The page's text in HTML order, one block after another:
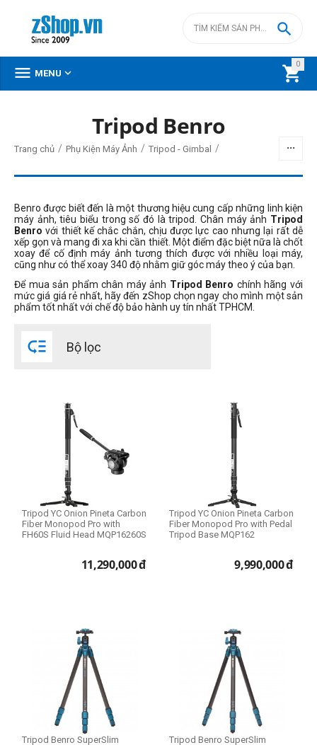
0


 MENU 
đ –
790000đ 13320000đ
Chiều cao
0 - 1m8
3kg - 4kg
1kg - 2kg
Tripod Benro
Trang chủ / Phụ Kiện Máy Ảnh / Tripod - Gimbal /
Benro được biết đến là một thương hiệu cung cấp những linh kiện
máy ảnh, tiêu biểu trong số đó là tripod. Chân máy ảnh Tripod
Benro với thiết kế chắc chắn, chịu được lực cao nhưng lại rất dễ
xếp gọn và mang đi xa khi cần thiết. Một điểm đặc biệt nữa là chốt
xoay để cố định máy ảnh tương thích được với nhiều loại máy,
cũng như có thể xoay 340 độ nhằm giữ góc máy theo ý của bạn.
Để mua sản phẩm chân máy ảnh Tripod Benro chính hãng với
mức giá giá rẻ nhất, hãy đến zShop chọn ngay cho mình một sản
phẩm tốt nhất với chế độ bảo hành uy tín nhất TPHCM.
 Bộ lọc
Tripod YC Onion Pineta Carbon
Fiber Monopod Pro with
FH60S Fluid Head MQP16260S
11,290,000đ
Tripod YC Onion Pineta Carbon
Fiber Monopod Pro with Pedal
Tripod Base MQP162
9,990,000đ
Tripod Benro SuperSlim
Tripod Benro SuperSlim